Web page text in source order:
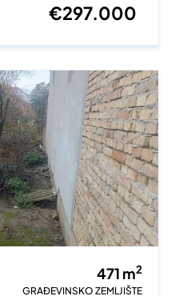
€297.000
471 m2
GRAĐEVINSKO ZEMLJIŠTE